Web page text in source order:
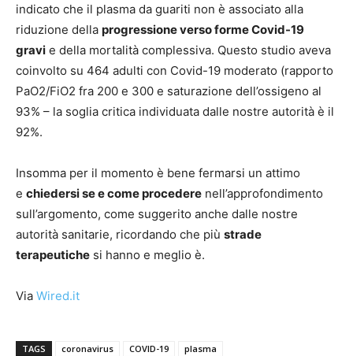
indicato che il plasma da guariti non è associato alla
riduzione della progressione verso forme Covid-19
gravi e della mortalità complessiva. Questo studio aveva
coinvolto su 464 adulti con Covid-19 moderato (rapporto
PaO2/FiO2 fra 200 e 300 e saturazione dell’ossigeno al
93% – la soglia critica individuata dalle nostre autorità è il
92%.
Insomma per il momento è bene fermarsi un attimo
e chiedersi se e come procedere nell’approfondimento
sull’argomento, come suggerito anche dalle nostre
autorità sanitarie, ricordando che più strade
terapeutiche si hanno e meglio è.
Via Wired.it
TAGS coronavirus COVID-19 plasma